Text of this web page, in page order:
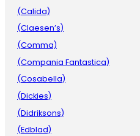
(Calida)
(Claesen’s)
(Comma)
(Compania Fantastica)
(Cosabella)
(Dickies)
(Didriksons)
(Edblad)